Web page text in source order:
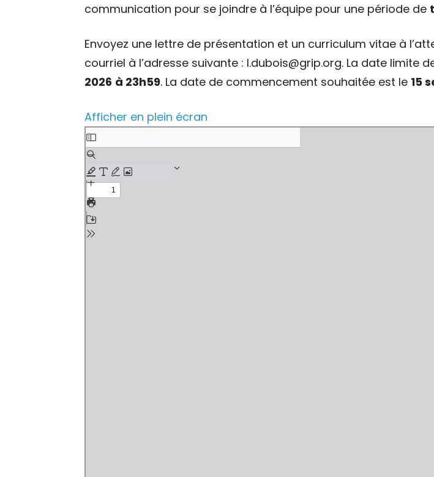
communication pour se joindre à l’équipe pour une période de
Envoyez une lettre de présentation et un curriculum vitae à
courriel à l’adresse suivante : l.dubois@grip.org. La date limite
2026 à 23h59. La date de commencement souhaitée est le 15
Afficher en plein écran
Aller
au
contenu